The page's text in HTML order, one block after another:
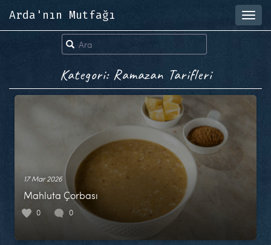
Arda'nın Mutfağı
Kategori: Ramazan Tarifleri
17 Mar 2026
Mahluta Çorbası
0 0